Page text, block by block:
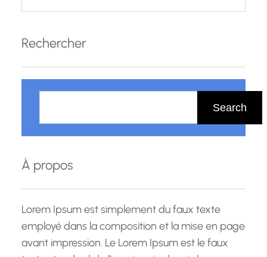
Rechercher
h
r
c
h
Search
À propos
Lorem Ipsum est simplement du faux texte
employé dans la composition et la mise en page
avant impression. Le Lorem Ipsum est le faux